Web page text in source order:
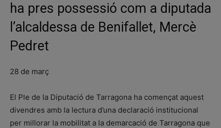
ha pres possessió com a diputada
l’alcaldessa de Benifallet, Mercè
Pedret
28 de març
El Ple de la Diputació de Tarragona ha començat aquest
divendres amb la lectura d’una declaració institucional
per millorar la mobilitat a la demarcació de Tarragona que